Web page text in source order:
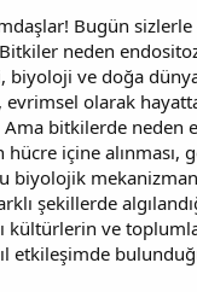
Bugün
neden
ve doğa
olarak
bitkilerde neden
hücre içine alınması,
biyolojik
şekillerde
kültürlerin ve
etkileşimde